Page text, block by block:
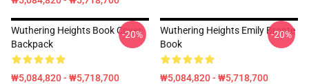
Wuthering Heights Book Cover
Backpack
₩5,084,820 - ₩5,718,700
-20%
Wuthering Heights Emily Bronte
Book
₩5,084,820 - ₩5,718,700
-20%